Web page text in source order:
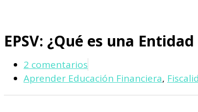
EPSV: ¿Qué es una
2 comentarios
Aprender Educación Financiera,